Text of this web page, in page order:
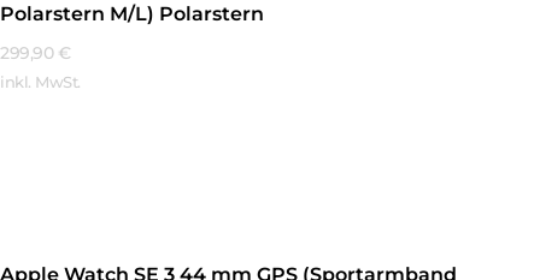
Polarstern M/L) Polarstern
299,90 €
inkl. MwSt.
Apple Watch SE 3 44 mm GPS (Sportarmband